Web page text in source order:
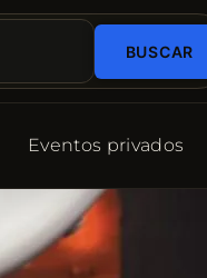
BUSCAR
Eventos privados